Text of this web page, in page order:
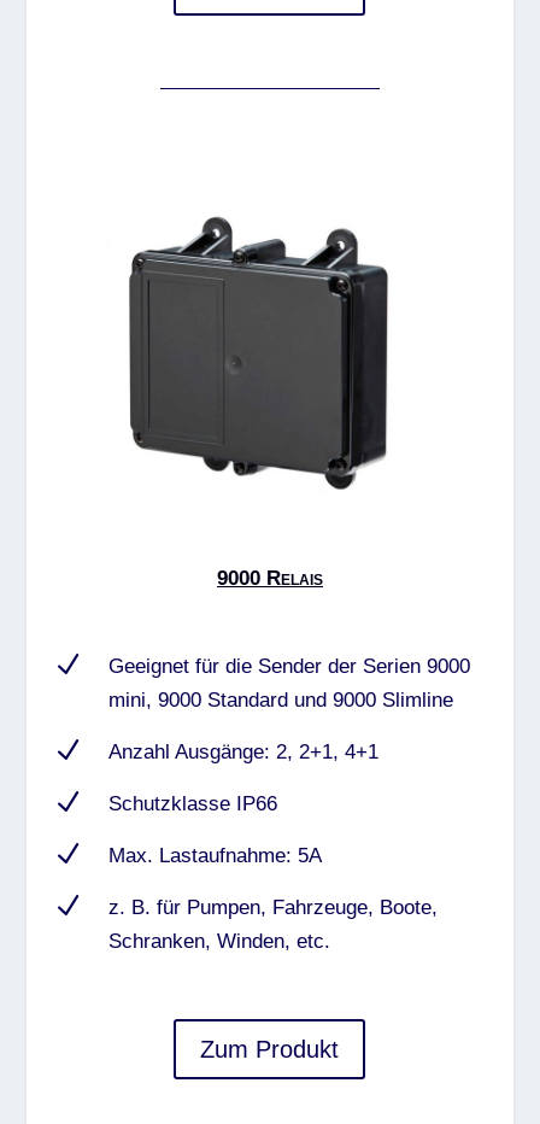
9000 Relais
N
Geeignet für die Sender der Serien 9000
mini, 9000 Standard und 9000 Slimline
N Anzahl Ausgänge: 2, 2+1, 4+1
N Schutzklasse IP66
N Max. Lastaufnahme: 5A
N
z. B. für Pumpen, Fahrzeuge, Boote,
Schranken, Winden, etc.
Zum Produkt